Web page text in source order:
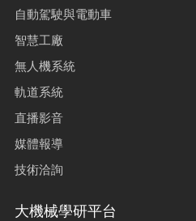
自動駕駛與電動車
智慧工廠
無人機系統
軌道系統
直播影音
媒體報導
技術洽詢
大機械學研平台